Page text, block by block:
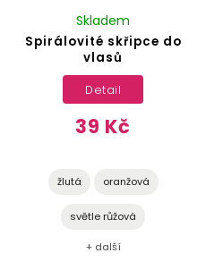
Spirálovité skřipce do
vlasů
Skladem
39 Kč
Detail
žlutá oranžová
světle růžová
+ další